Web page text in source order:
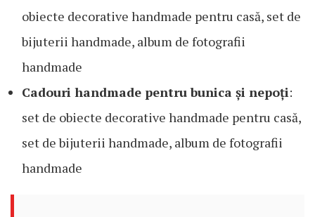
obiecte decorative handmade pentru casă, set de
bijuterii handmade, album de fotografii
handmade
Cadouri handmade pentru bunica și nepoți:
set de obiecte decorative handmade pentru casă,
set de bijuterii handmade, album de fotografii
handmade